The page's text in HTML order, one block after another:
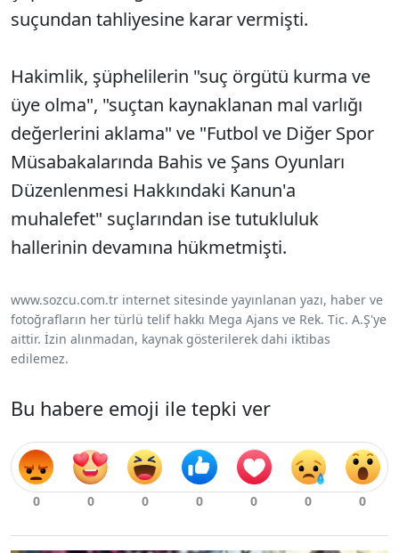
suçundan tahliyesine karar vermişti.
Hakimlik, şüphelilerin "suç örgütü kurma ve
üye olma", "suçtan kaynaklanan mal varlığı
değerlerini aklama" ve "Futbol ve Diğer Spor
Müsabakalarında Bahis ve Şans Oyunları
Düzenlenmesi Hakkındaki Kanun'a
muhalefet" suçlarından ise tutukluluk
hallerinin devamına hükmetmişti.
www.sozcu.com.tr internet sitesinde yayınlanan yazı, haber ve
fotoğrafların her türlü telif hakkı Mega Ajans ve Rek. Tic. A.Ş'ye
aittir. İzin alınmadan, kaynak gösterilerek dahi iktibas
edilemez.
Bu habere emoji ile tepki ver